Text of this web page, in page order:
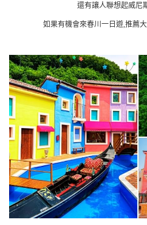
還有讓人聯想起威尼
如果有機會來春川一日遊,推薦